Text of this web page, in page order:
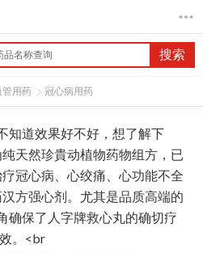
搜索
管用药 冠心病用药
知道效果好不好，想了解下
然珍貴动植物药物组方，已
冠心病、心绞痛、心功能不全
方强心剂。尤其是品质高端的
确保了人字牌救心丸的确切疗
效。<br